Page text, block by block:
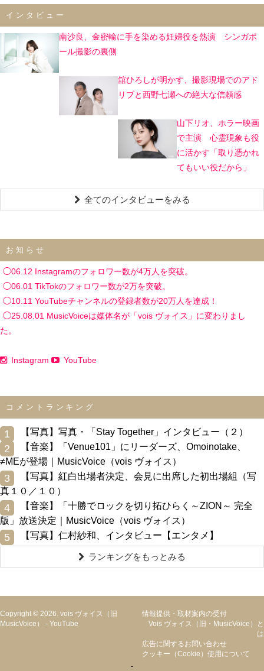
インタビュー
南沙良、金密輸に手を染める妊婦役を熱演 シンガポ
ール撮影の裏側
舘ひろしが明かす、撮影現場でのアド
リブと西野七瀬への絶大な信頼感
山下リオ、ホラー映画
で主演 心霊現象も役
に活かす「取り憑かれ
てもいい役だから」
全てのインタビューをみる
お知らせ
◯06.12 Instagramのフォロワー数が4万人を突破。
◯06.01 TikTokのフォロワー数が2万を突破。
◯10.11 YouTubeチャンネルの登録者数が20万人を達成！
◯25.08.01 MusicVoiceは媒体名が「vois ヴォイス」に変わりまし
た。
Instagram YouTube
コメントランキング
1 【写真】写真・「Stay Together」インタビュー（２）
2
【音楽】「Venue101」にリーダーズ、Omoinotake、
≠MEが登場｜MusicVoice（vois ヴォイス）
3
【写真】紅白出場者決定、会見に出席した初出場組（写
真１０／１０）
4
【音楽】「十勝でロックを切り拓ひらく～ZION～ 完全
版」放送決定｜MusicVoice（vois ヴォイス）
5 【写真】仁村紗和、インタビュー【エンタメ】
ランキングをもっとみる
Copyright © 2026. vois ヴォイス（旧
MusicVoice） - YouTube
情報提供・取材案内の受付
Vois ヴォイス（旧・MusicVoice）と
は
広告に関するお問い合わせ
クッキー（cookie）使用について
-